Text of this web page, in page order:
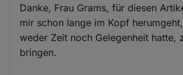
Danke, Frau Grams, für diesen
mir schon lange im Kopf
weder Zeit noch Gelegenheit hatte,
bringen.